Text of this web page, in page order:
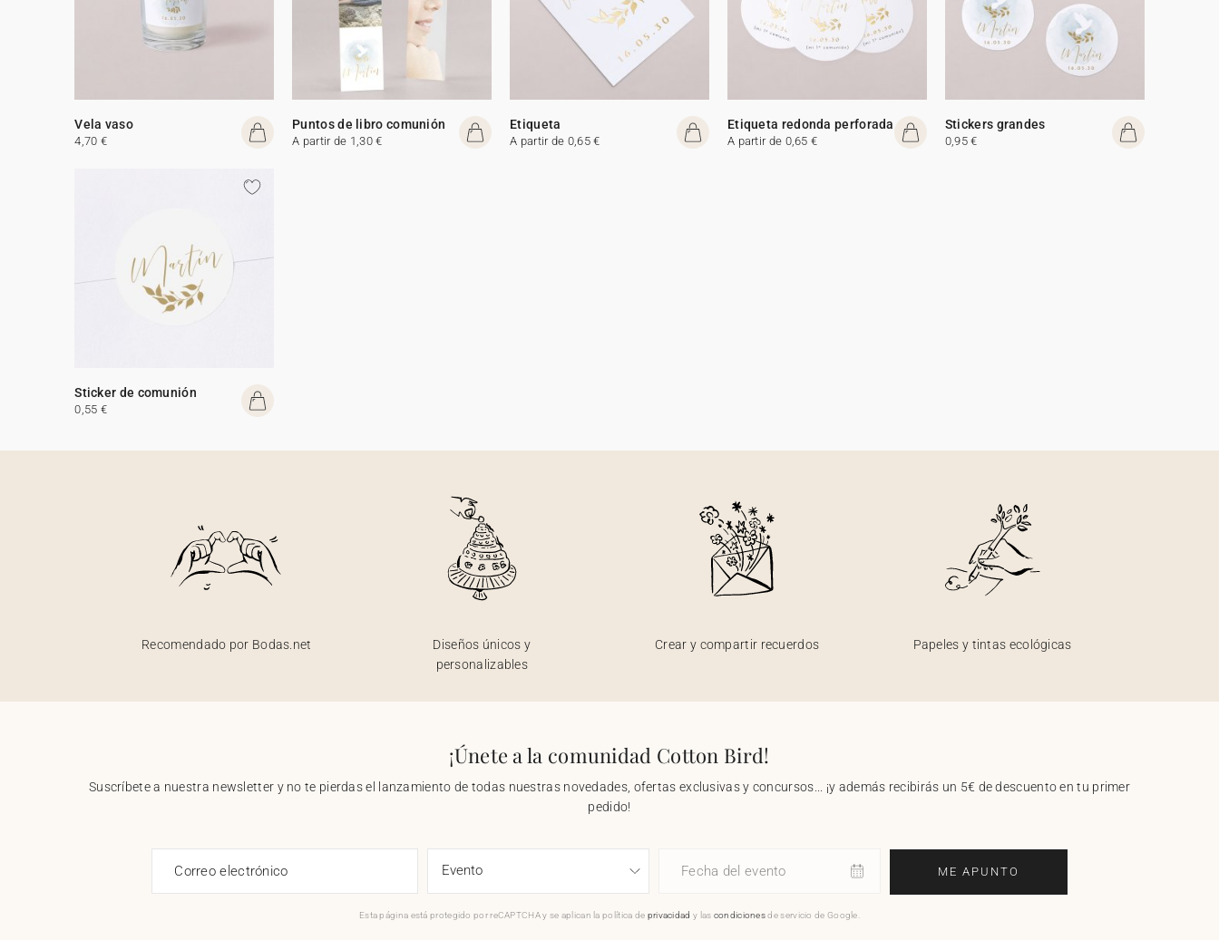
Vela vaso
4,70 €
Puntos de libro comunión
A partir de 1,30 €
Etiqueta
A partir de 0,65 €
Etiqueta redonda perforada
A partir de 0,65 €
Stickers grandes
0,95 €
Sticker de comunión
0,55 €
Recomendado por Bodas.net
Diseños únicos y
personalizables
Crear y compartir recuerdos Papeles y tintas ecológicas
¡Únete a la comunidad Cotton Bird!
Suscríbete a nuestra newsletter y no te pierdas el lanzamiento de todas nuestras novedades, ofertas exclusivas y concursos... ¡y además recibirás un 5€ de descuento en tu primer
pedido!
Correo electrónico Fecha del evento ME APUNTO
Esta página está protegido por reCAPTCHA y se aplican la política de privacidad y las condicionesde servicio de Google.